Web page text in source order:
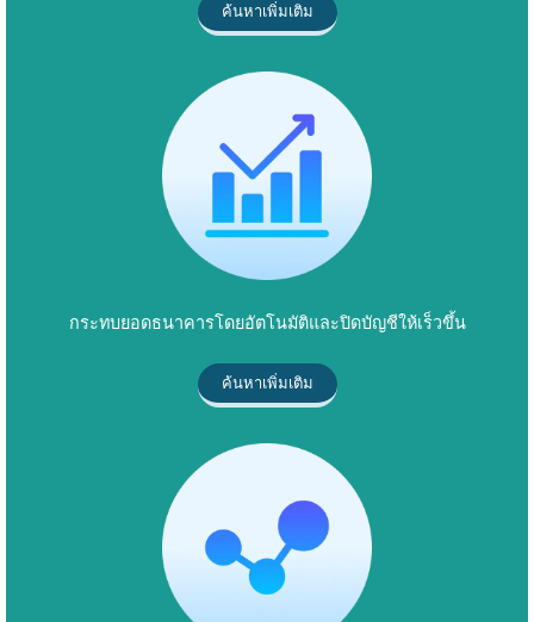
ค้นหาเพิ่มเติม
กระทบยอดธนาคารโดยอัตโนมัติและปิดบัญชีให้เร็วขึ้น
ค้นหาเพิ่มเติม